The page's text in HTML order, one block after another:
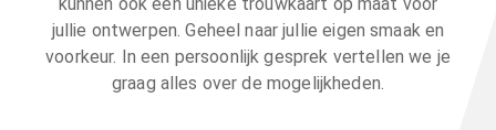
jullie ontwerpen. Geheel naar jullie eigen smaak en
voorkeur. In een persoonlijk gesprek vertellen we je
graag alles over de mogelijkheden.